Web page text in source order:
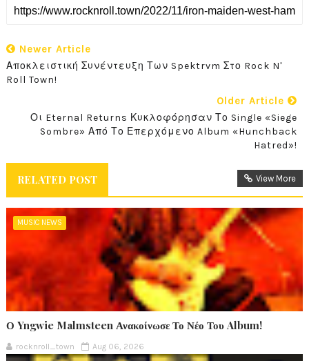
Newer Article
Αποκλειστική Συνέντευξη Των Spektrvm Στο Rock N'
Roll Town!
Older Article
Οι Eternal Returns Κυκλοφόρησαν Το Single «Siege
Sombre» Από Το Επερχόμενο Album «Hunchback
Hatred»!
RELATED POST View More
MUSIC NEWS
Ο Yngwie Malmsteen Ανακοίνωσε Το Νέο Του Album!
rocknroll_town Aug 06, 2026